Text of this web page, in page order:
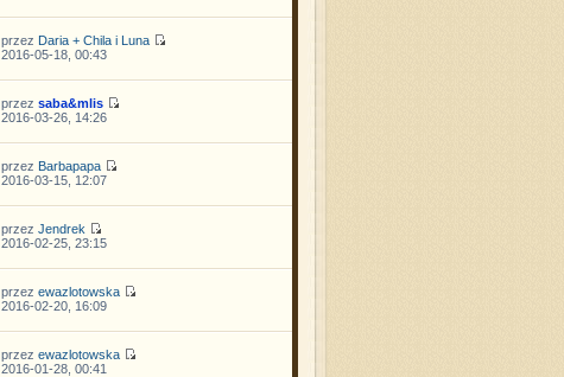
przez Daria + Chila i Luna
2016-05-18, 00:43
przez saba&mlis
2016-03-26, 14:26
przez Barbapapa
2016-03-15, 12:07
przez Jendrek
2016-02-25, 23:15
przez ewazlotowska
2016-02-20, 16:09
przez ewazlotowska
2016-01-28, 00:41